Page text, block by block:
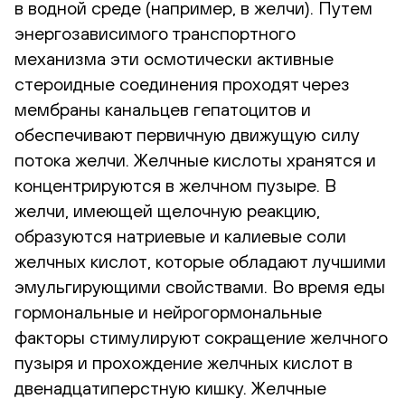
в водной среде (например, в желчи). Путем
энергозависимого транспортного
механизма эти осмотически активные
стероидные соединения проходят через
мембраны канальцев гепатоцитов и
обеспечивают первичную движущую силу
потока желчи. Желчные кислоты хранятся и
концентрируются в желчном пузыре. В
желчи, имеющей щелочную реакцию,
образуются натриевые и калиевые соли
желчных кислот, которые обладают лучшими
эмульгирующими свойствами. Во время еды
гормональные и нейрогормональные
факторы стимулируют сокращение желчного
пузыря и прохождение желчных кислот в
двенадцатиперстную кишку. Желчные